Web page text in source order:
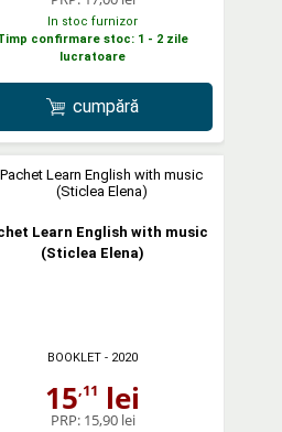
In stoc furnizor
confirmare stoc: 1 - 2 zile
lucratoare
cumpără
Learn English with music
(Sticlea Elena)
BOOKLET - 2020
15,11 lei
PRP: 15,90 lei